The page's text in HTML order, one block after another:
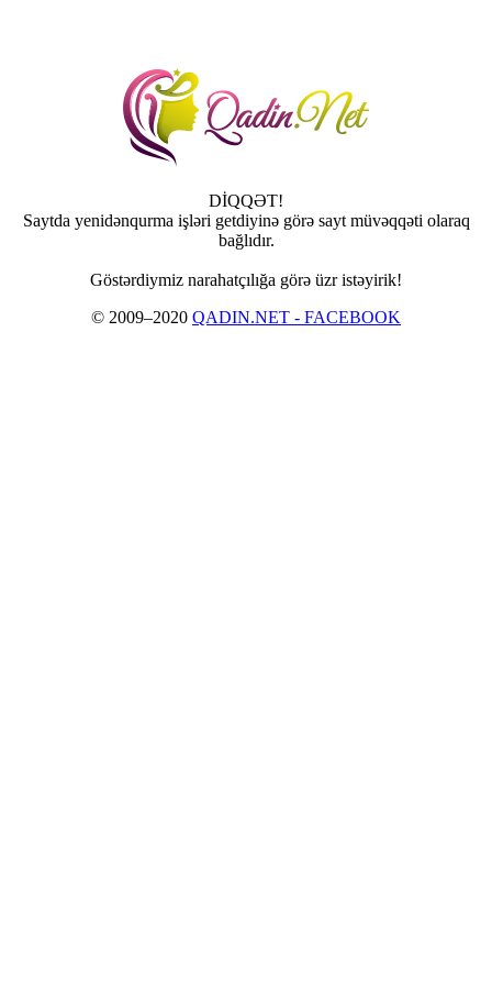
DİQQƏT!
Saytda yenidənqurma işləri getdiyinə görə sayt müvəqqəti olaraq
bağlıdır.
Göstərdiymiz narahatçılığa görə üzr istəyirik!
© 2009–2020 QADIN.NET - FACEBOOK